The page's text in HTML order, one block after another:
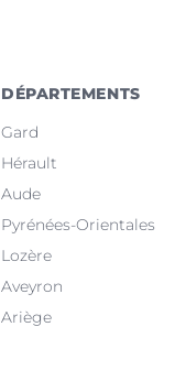
DÉPARTEMENTS
Gard
Hérault
Aude
Pyrénées-Orientales
Lozère
Aveyron
Ariège